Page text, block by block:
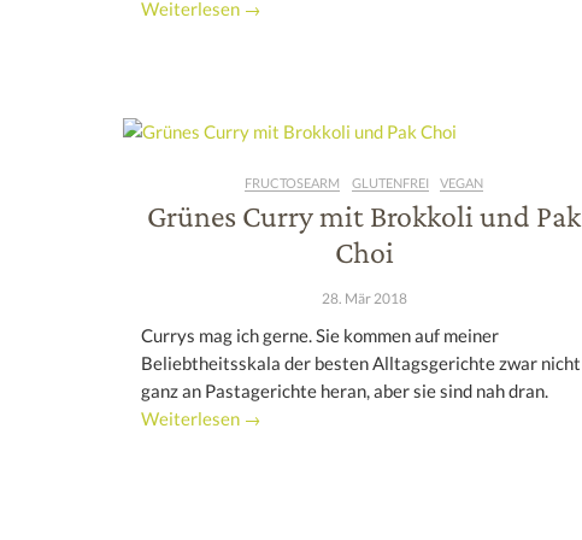
Weiterlesen →
FRUCTOSEARM GLUTENFREI VEGAN
Grünes Curry mit Brokkoli und Pak
Choi
28. Mär 2018
Currys mag ich gerne. Sie kommen auf meiner
Beliebtheitsskala der besten Alltagsgerichte zwar nicht
ganz an Pastagerichte heran, aber sie sind nah dran.
Weiterlesen →